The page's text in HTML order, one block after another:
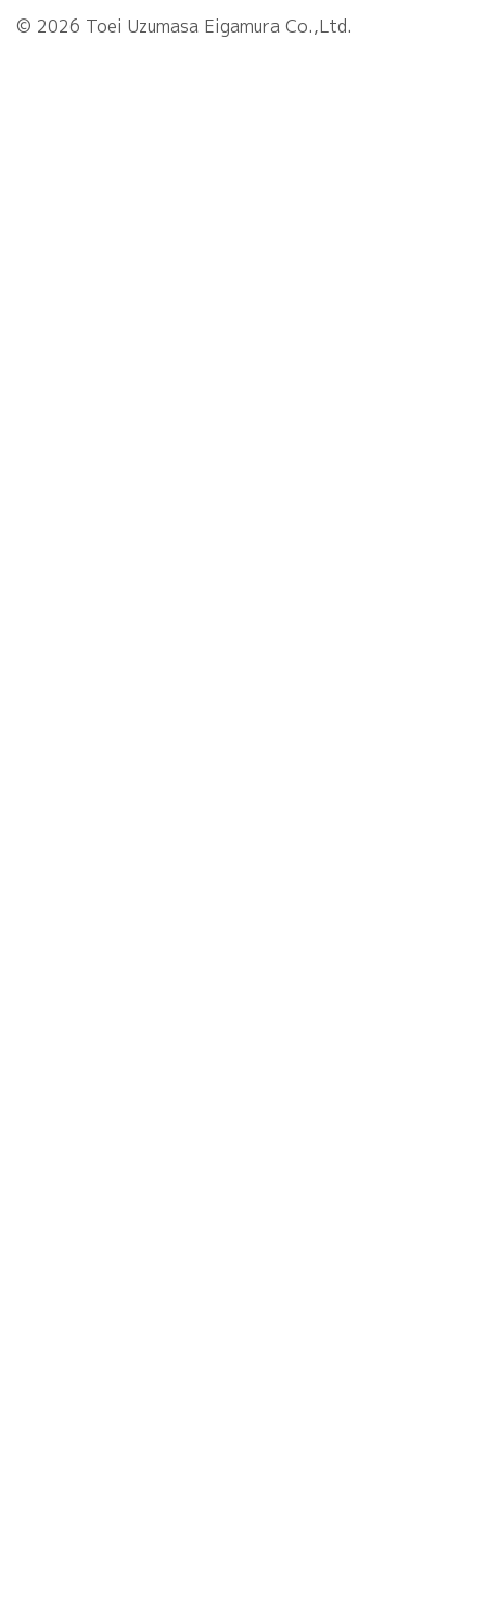
© 2026 Toei Uzumasa Eigamura Co.,Ltd.